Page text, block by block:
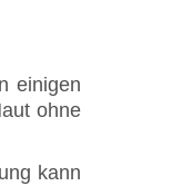
einigen
ohne
kann